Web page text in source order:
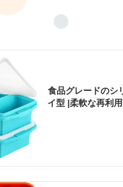
食品グレードのシ
イ型 |柔軟な再利
ー